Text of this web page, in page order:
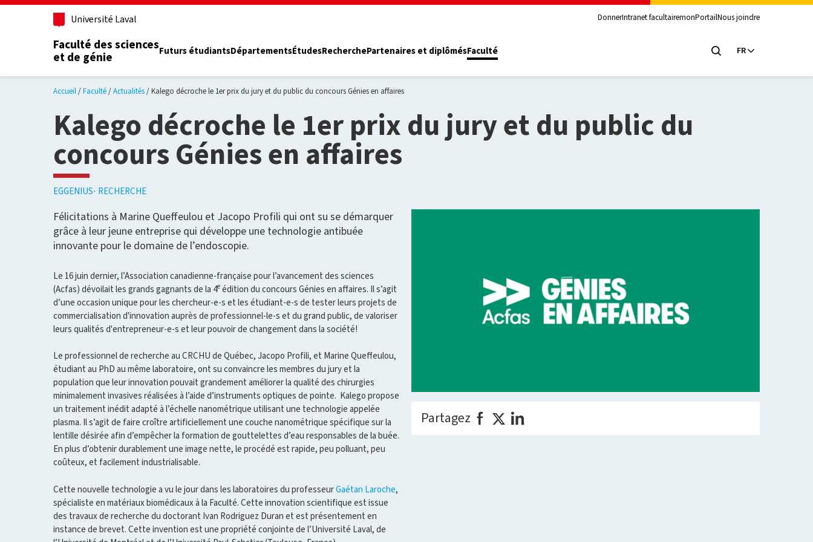
Aller au contenu principal
Université Laval DonnerIntranet facultairemonPortailNous joindre
Faculté des sciences
et de génie
Futurs étudiantsDépartementsÉtudesRecherchePartenaires et diplômésFaculté FR
Accueil Faculté Actualités Kalego décroche le 1er prix du jury et du public du concours Génies en affaires
Kalego décroche le 1er prix du jury et du public du
concours Génies en affaires
EGGENIUS RECHERCHE
Félicitations à Marine Queffeulou et Jacopo Profili qui ont su se démarquer
grâce à leur jeune entreprise qui développe une technologie antibuée
innovante pour le domaine de l’endoscopie.
Le 16 juin dernier, l’Association canadienne-française pour l’avancement des sciences
(Acfas) dévoilait les grands gagnants de la 4e édition du concours Génies en affaires. Il s’agit
d’une occasion unique pour les chercheur-e-s et les étudiant-e-s de tester leurs projets de
commercialisation d'innovation auprès de professionnel-le-s et du grand public, de valoriser
leurs qualités d'entrepreneur-e-s et leur pouvoir de changement dans la société!
Le professionnel de recherche au CRCHU de Québec, Jacopo Profili, et Marine Queffeulou,
étudiant au PhD au même laboratoire, ont su convaincre les membres du jury et la
population que leur innovation pouvait grandement améliorer la qualité des chirurgies
minimalement invasives réalisées à l’aide d’instruments optiques de pointe. Kalego propose
un traitement inédit adapté à l’échelle nanométrique utilisant une technologie appelée
plasma. Il s’agit de faire croître artificiellement une couche nanométrique spécifique sur la
lentille désirée afin d’empêcher la formation de gouttelettes d’eau responsables de la buée.
En plus d’obtenir durablement une image nette, le procédé est rapide, peu polluant, peu
coûteux, et facilement industrialisable.
Cette nouvelle technologie a vu le jour dans les laboratoires du professeurGaétan Laroche,
spécialiste en matériaux biomédicaux à la Faculté. Cette innovation scientifique est issue
des travaux de recherche du doctorant Ivan Rodriguez Duran et est présentement en
instance de brevet. Cette invention est une propriété conjointe de l’Université Laval, de
Partagez